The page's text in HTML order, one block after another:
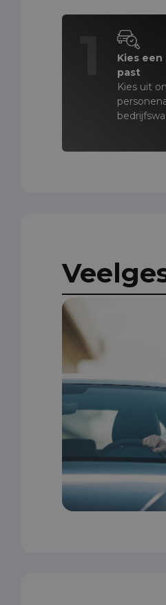
Kies
past
Kies uit